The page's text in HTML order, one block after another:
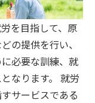
を目指して、原
の提供を行い、
必要な訓練、就
なります。 就労
サービスである